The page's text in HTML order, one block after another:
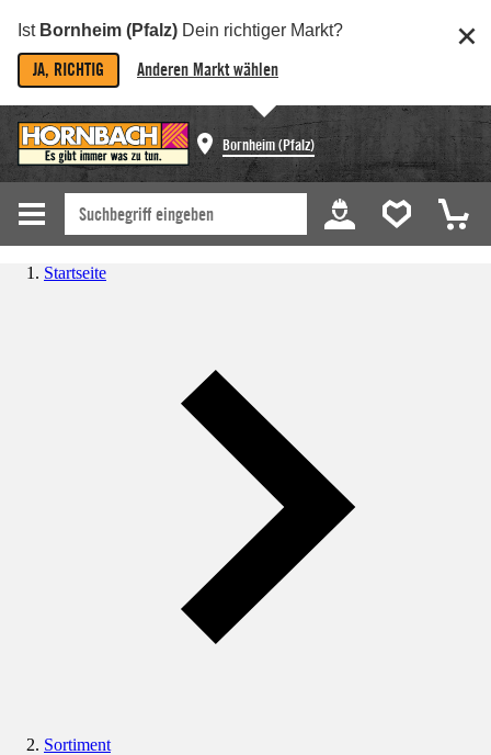
Ist Bornheim (Pfalz) Dein richtiger Markt?
JA, RICHTIG Anderen Markt wählen
Bornheim (Pfalz)
Startseite
Sortiment